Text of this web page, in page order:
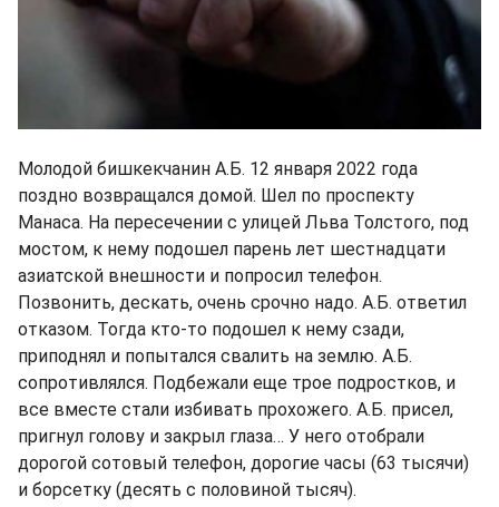
Молодой бишкекчанин А.Б. 12 января 2022 года
поздно возвращался домой. Шел по проспекту
Манаса. На пересечении с улицей Льва Толстого, под
мостом, к нему подошел парень лет шестнадцати
азиатской внешности и попросил телефон.
Позвонить, дескать, очень срочно надо. А.Б. ответил
отказом. Тогда кто-то подошел к нему сзади,
приподнял и попытался свалить на землю. А.Б.
сопротивлялся. Подбежали еще трое подростков, и
все вместе стали избивать прохожего. А.Б. присел,
пригнул голову и закрыл глаза… У него отобрали
дорогой сотовый телефон, дорогие часы (63 тысячи)
и борсетку (десять с половиной тысяч).